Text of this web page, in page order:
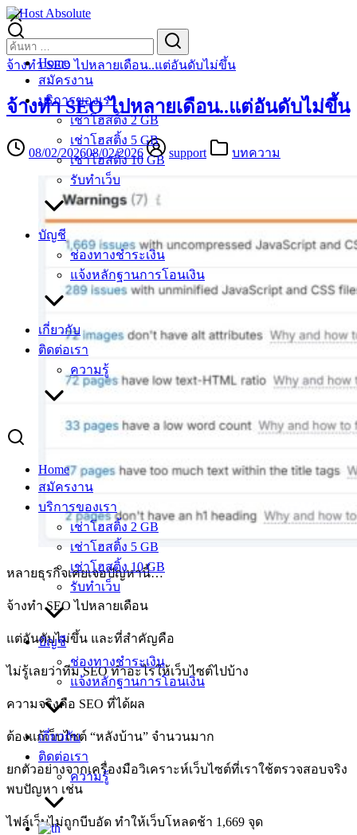
Skip
to
content
Home
สมัครงาน
บริการของเรา
เช่าโฮสติ้ง 2 GB
เช่าโฮสติ้ง 5 GB
เช่าโฮสติ้ง 10 GB
รับทำเว็บ
บัญชี
ช่องทางชำระเงิน
แจ้งหลักฐานการโอนเงิน
เกี่ยวกับ
ติดต่อเรา
ความรู้
Home
สมัครงาน
บริการของเรา
เช่าโฮสติ้ง 2 GB
เช่าโฮสติ้ง 5 GB
เช่าโฮสติ้ง 10 GB
รับทำเว็บ
บัญชี
ช่องทางชำระเงิน
แจ้งหลักฐานการโอนเงิน
เกี่ยวกับ
ติดต่อเรา
ความรู้
Search
for:
จ้างทำ SEO ไปหลายเดือน..แต่อันดับไม่ขึ้น
จ้างทำ SEO ไปหลายเดือน..แต่อันดับไม่ขึ้น
08/02/202608/02/2026 support บทความ
หลายธุรกิจเคยเจอปัญหานี้…
จ้างทำ SEO ไปหลายเดือน
แต่อันดับไม่ขึ้น และที่สำคัญคือ
ไม่รู้เลยว่าทีม SEO ทำอะไรให้เว็บไซต์ไปบ้าง
ความจริงคือ SEO ที่ได้ผล
ต้องแก้เว็บไซต์ “หลังบ้าน” จำนวนมาก
ยกตัวอย่างจากเครื่องมือวิเคราะห์เว็บไซต์ที่เราใช้ตรวจสอบจริง
พบปัญหา เช่น
ไฟล์เว็บไม่ถูกบีบอัด ทำให้เว็บโหลดช้า 1,669 จุด